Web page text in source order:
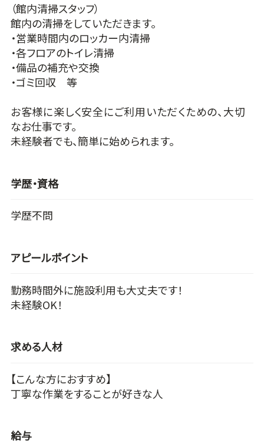
（館内清掃スタッフ）
館内の清掃をしていただきます。
・営業時間内のロッカー内清掃
・各フロアのトイレ清掃
・備品の補充や交換
・ゴミ回収 等
お客様に楽しく安全にご利用いただくための、大切
なお仕事です。
未経験者でも、簡単に始められます。
学歴・資格
学歴不問
アピールポイント
勤務時間外に施設利用も大丈夫です！
未経験OK！
求める人材
【こんな方におすすめ】
丁寧な作業をすることが好きな人
給与